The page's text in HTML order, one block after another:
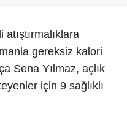
gereksiz kalori
Sena Yılmaz, açlık
için 9 sağlıklı